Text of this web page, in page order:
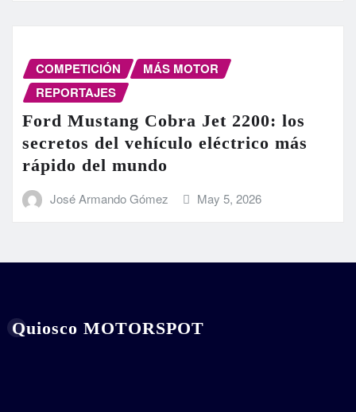
COMPETICIÓN
MÁS MOTOR
REPORTAJES
Ford Mustang Cobra Jet 2200: los
secretos del vehículo eléctrico más
rápido del mundo
José Armando Gómez May 5, 2026
Quiosco MOTORSPOT